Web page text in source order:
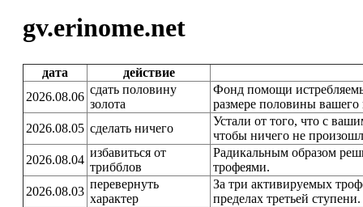
gv.erinome.net
дата
действие
2026.08.06
сдать половину
золота
Фонд помощи
размере половины вашего
2026.08.05 сделать ничего
Устали от того, что с
чтобы ничего не
2026.08.04
избавиться от
трибблов
Радикальным образом
трофеями.
2026.08.03
перевернуть
характер
За три активируемых
пределах третьей ступени.